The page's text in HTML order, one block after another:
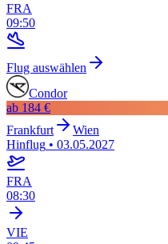
FRA
09:50
Flug auswählen
Condor
ab 184 €
Frankfurt
Wien
Hinflug • 03.05.2027
FRA
08:30
VIE